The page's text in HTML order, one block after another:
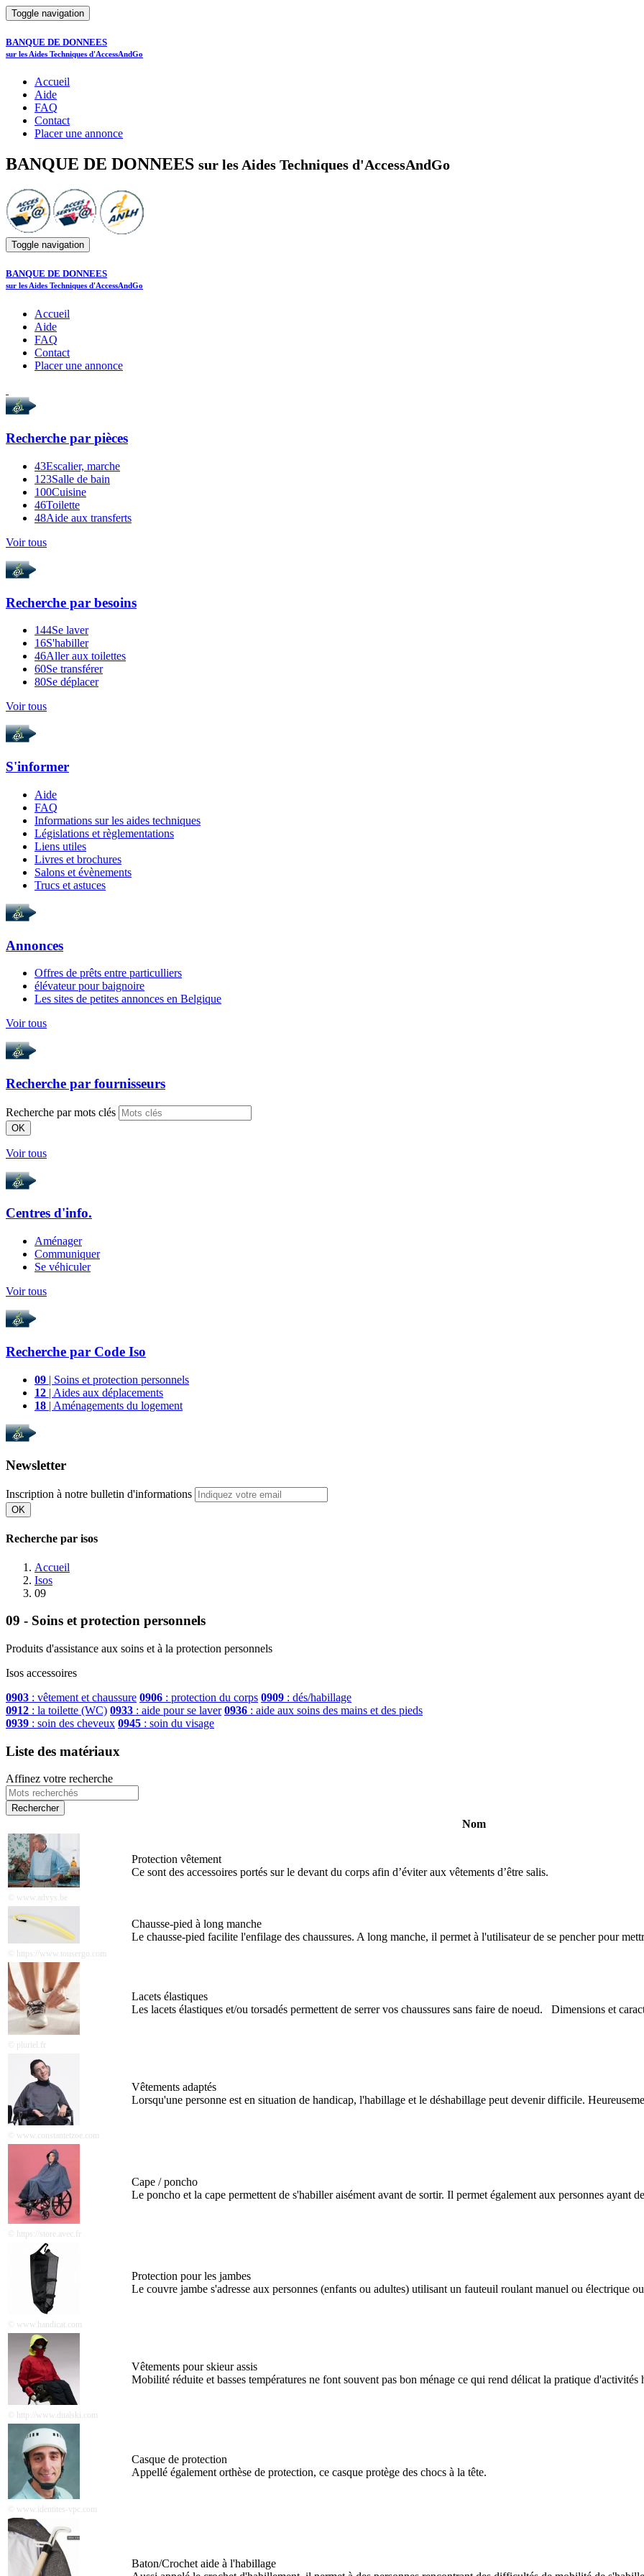
Toggle navigation
BANQUE DE DONNEES
sur les Aides Techniques d'AccessAndGo
Accueil
Aide
FAQ
Contact
Placer une annonce
BANQUE DE DONNEES sur les Aides Techniques d'AccessAndGo
Toggle navigation
BANQUE DE DONNEES
sur les Aides Techniques d'AccessAndGo
Accueil
Aide
FAQ
Contact
Placer une annonce
Recherche par pièces
43Escalier, marche
123Salle de bain
100Cuisine
46Toilette
48Aide aux transferts
Voir tous
Recherche par besoins
144Se laver
16S'habiller
46Aller aux toilettes
60Se transférer
80Se déplacer
Voir tous
S'informer
Aide
FAQ
Informations sur les aides techniques
Législations et règlementations
Liens utiles
Livres et brochures
Salons et évènements
Trucs et astuces
Annonces
Offres de prêts entre particulliers
élévateur pour baignoire
Les sites de petites annonces en Belgique
Voir tous
Recherche par fournisseurs
Recherche par mots clés
OK
Voir tous
Centres d'info.
Aménager
Communiquer
Se véhiculer
Voir tous
Recherche par Code Iso
09 | Soins et protection personnels
12 | Aides aux déplacements
18 | Aménagements du logement
Newsletter
Inscription à notre bulletin d'informations
OK
Recherche par isos
Accueil
Isos
09
09 - Soins et protection personnels
Produits d'assistance aux soins et à la protection personnels
Isos accessoires
0903 : vêtement et chaussure 0906 : protection du corps 0909 : dés/habillage
0912 : la toilette (WC) 0933 : aide pour se laver 0936 : aide aux soins des mains et des pieds
0939 : soin des cheveux 0945 : soin du visage
Liste des matériaux
Affinez votre recherche
Nom
© www.advys.be
Protection vêtement
Ce sont des accessoires portés sur le devant du corps afin d’éviter aux vêtements d’être salis.
© https://www.tousergo.com
Chausse-pied à long manche
Le chausse-pied facilite l'enfilage des chaussures. A long manche, il permet à l'utilisateur de se pencher pour
© ‪pluriel.fr
Lacets élastiques
Les lacets élastiques et/ou torsadés permettent de serrer vos chaussures sans faire de noeud. Dimensions et
© www.constantetzoe.com
Vêtements adaptés
Lorsqu'une personne est en situation de handicap, l'habillage et le déshabillage peut devenir difficile.
© https://store.avec.fr
Cape / poncho
Le poncho et la cape permettent de s'habiller aisément avant de sortir. Il permet également aux personnes ayant
© www.handicat.com
Protection pour les jambes
Le couvre jambe s'adresse aux personnes (enfants ou adultes) utilisant un fauteuil roulant manuel ou électrique
© http://www.dualski.com
Vêtements pour skieur assis
Mobilité réduite et basses températures ne font souvent pas bon ménage ce qui rend délicat la pratique
© www.identites-vpc.com
Casque de protection
Appellé également orthèse de protection, ce casque protège des chocs à la tête.
Baton/Crochet aide à l'habillage